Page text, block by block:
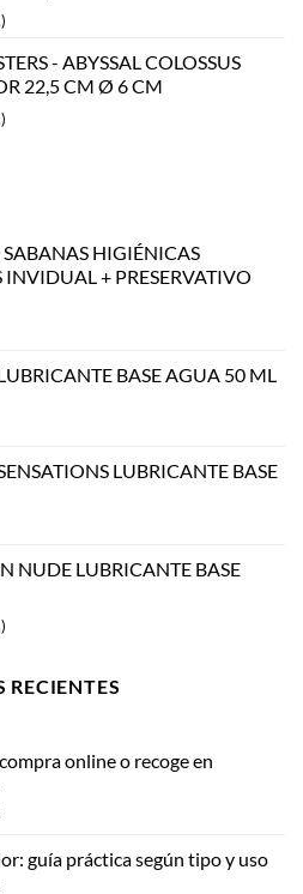
- ABYSSAL COLOSSUS
22,5 CM Ø 6 CM
HIGIÉNICAS
INVIDUAL + PRESERVATIVO
BASE AGUA 50 ML
LUBRICANTE BASE
NUDE LUBRICANTE BASE
RECIENTES
online o recoge en
en
shop
en
guía práctica según tipo y uso
en